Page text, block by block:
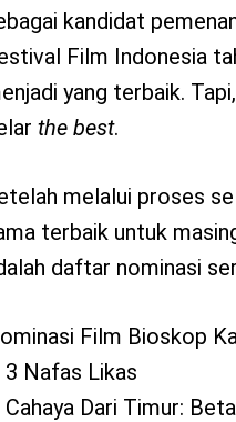
kandidat
Film Indonesia
yang terbaik.
the best.
melalui proses
terbaik untuk
daftar nominasi
Film Bioskop
3 Nafas Likas
Cahaya Dari Timur: